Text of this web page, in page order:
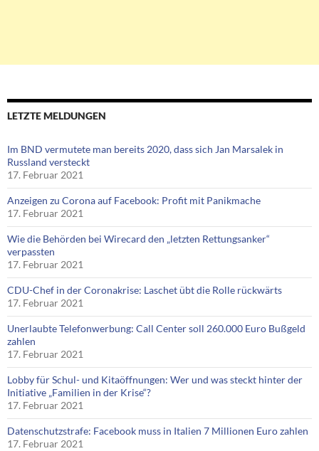
LETZTE MELDUNGEN
Im BND vermutete man bereits 2020, dass sich Jan Marsalek in
Russland versteckt
17. Februar 2021
Anzeigen zu Corona auf Facebook: Profit mit Panikmache
17. Februar 2021
Wie die Behörden bei Wirecard den „letzten Rettungsanker“
verpassten
17. Februar 2021
CDU-Chef in der Coronakrise: Laschet übt die Rolle rückwärts
17. Februar 2021
Unerlaubte Telefonwerbung: Call Center soll 260.000 Euro Bußgeld
zahlen
17. Februar 2021
Lobby für Schul- und Kitaöffnungen: Wer und was steckt hinter der
Initiative „Familien in der Krise“?
17. Februar 2021
Datenschutzstrafe: Facebook muss in Italien 7 Millionen Euro zahlen
17. Februar 2021